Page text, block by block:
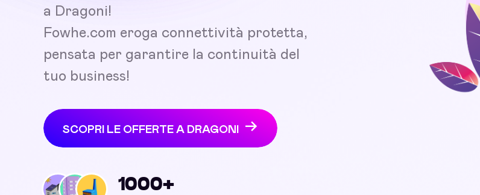
a Dragoni!
Fowhe.com eroga connettività protetta,
pensata per garantire la continuità del
tuo business!
SCOPRI LE OFFERTE A DRAGONI
1000+